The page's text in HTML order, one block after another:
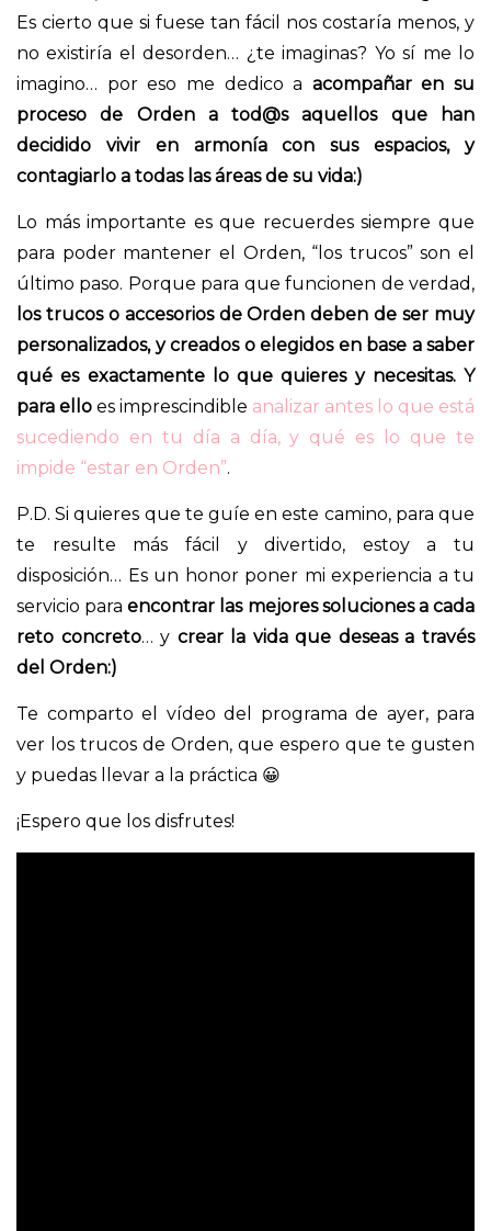
Es cierto que si fuese tan fácil nos costaría menos, y
no existiría el desorden… ¿te imaginas? Yo sí me lo
imagino… por eso me dedico a acompañar en su
proceso de Orden a tod@s aquellos que han
decidido vivir en armonía con sus espacios, y
contagiarlo a todas las áreas de su vida:)
Lo más importante es que recuerdes siempre que
para poder mantener el Orden, “los trucos” son el
último paso. Porque para que funcionen de verdad,
los trucos o accesorios de Orden deben de ser muy
personalizados, y creados o elegidos en base a saber
qué es exactamente lo que quieres y necesitas. Y
para ello es imprescindible analizar antes lo que está
sucediendo en tu día a día, y qué es lo que te
impide “estar en Orden”.
P.D. Si quieres que te guíe en este camino, para que
te resulte más fácil y divertido, estoy a tu
disposición… Es un honor poner mi experiencia a tu
servicio paraencontrar las mejores soluciones a cada
reto concreto… y crear la vida que deseas a través
del Orden:)
Te comparto el vídeo del programa de ayer, para
ver los trucos de Orden, que espero que te gusten
y puedas llevar a la práctica 😀
¡Espero que los disfrutes!